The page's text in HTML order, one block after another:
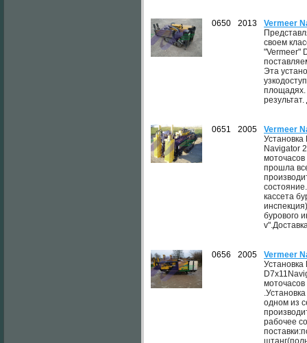
0650 2013
Vermeer
своем
"Vermeer"
Эта
0651 2005
Vermeer
Navigator
моточасов
прошла
кассета
бурового
0656 2005
Vermeer
моточасов
одном из
рабочее